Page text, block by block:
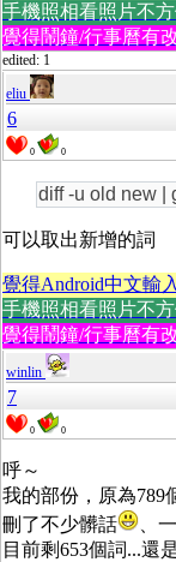
手機照相看照片不
覺得鬧鐘/行事曆有
edited: 1
eliu
6
0 0
diff -u old new |
可以取出新增的詞
覺得Android中文輸
手機照相看照片不
覺得鬧鐘/行事曆有
winlin
7
0 0
呼～
我的部份，原為789
刪了不少髒話
、
目前剩653個詞...還